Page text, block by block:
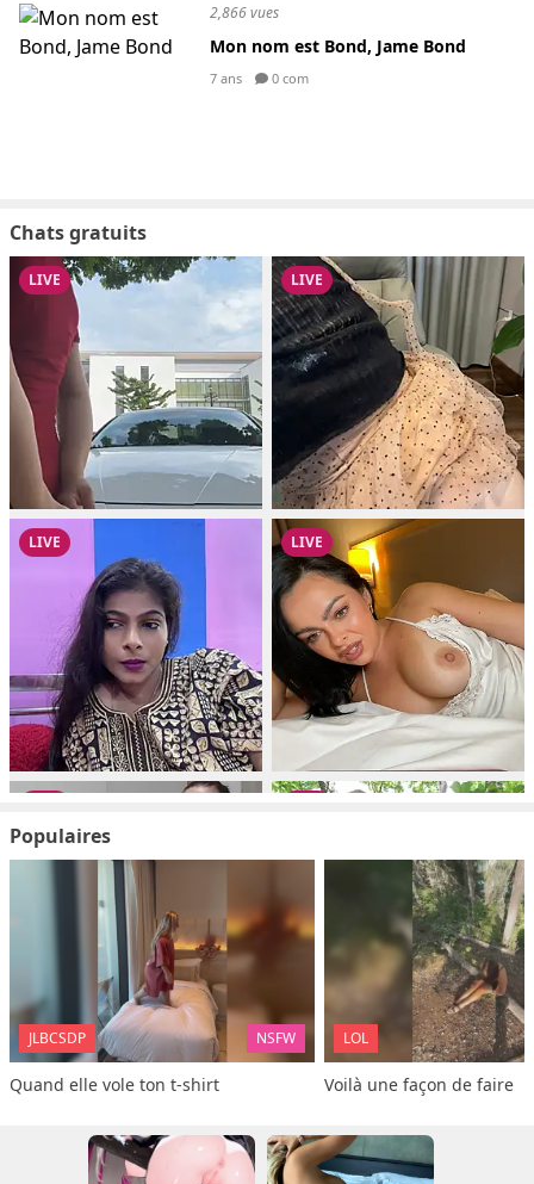
2,866 vues
Mon nom est Bond, Jame Bond
7 ans 0 com
Chats gratuits
Populaires
JLBCSDP NSFW
Quand elle vole ton t-shirt
LOL
Voilà une façon de faire